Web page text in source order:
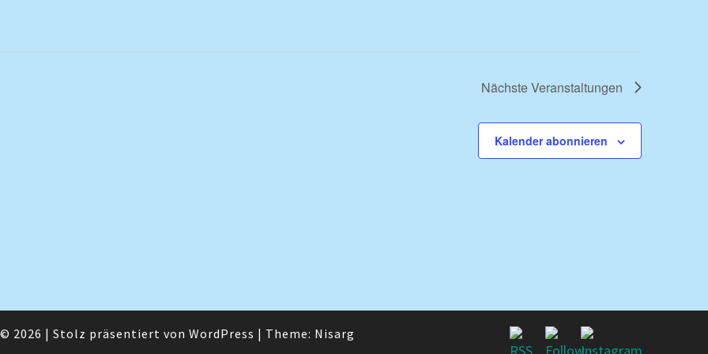
NächsteVeranstaltungen
Kalender abonnieren
© 2026 | Stolz präsentiert von WordPress | Theme: Nisarg